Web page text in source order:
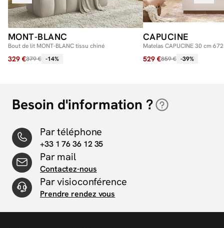
MONT-BLANC
Bout de lit MONT-BLANC tissu chiné
329 €379 € -14%
CAPUCINE
Matelas CAPUCINE 30 cm
529 €859 € -39%
Besoin d'information ?
Par téléphone
+33 1 76 36 12 35
Par mail
Contactez-nous
Par visioconférence
Prendre rendez vous